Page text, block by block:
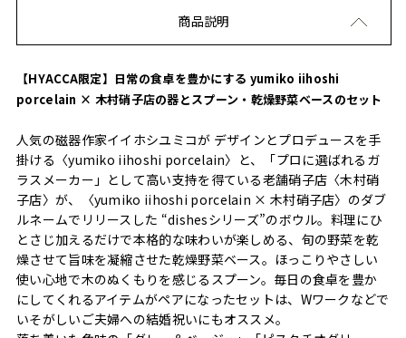
商品説明
【HYACCA限定】日常の食卓を豊かにする yumiko iihoshi
porcelain × 木村硝子店の器とスプーン・乾燥野菜ベースのセット
人気の磁器作家イイホシユミコが デザインとプロデュースを手
掛ける〈yumiko iihoshi porcelain〉と、「プロに選ばれるガ
ラスメーカー」として高い支持を得ている老舗硝子店〈木村硝
子店〉が、〈yumiko iihoshi porcelain × 木村硝子店〉のダブ
ルネームでリリースした “dishesシリーズ”のボウル。料理にひ
とさじ加えるだけで本格的な味わいが楽しめる、旬の野菜を乾
燥させて旨味を凝縮させた乾燥野菜ベース。ほっこりやさしい
使い心地で木のぬくもりを感じるスプーン。毎日の食卓を豊か
にしてくれるアイテムがペアになったセットは、Wワークなどで
いそがしいご夫婦への結婚祝いにもオススメ。